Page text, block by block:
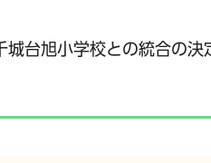
台旭小学校との統合の